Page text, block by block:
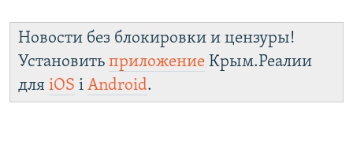
Новости без блокировки и цензуры!
Установить приложение Крым.Реалии
для iOS і Android.